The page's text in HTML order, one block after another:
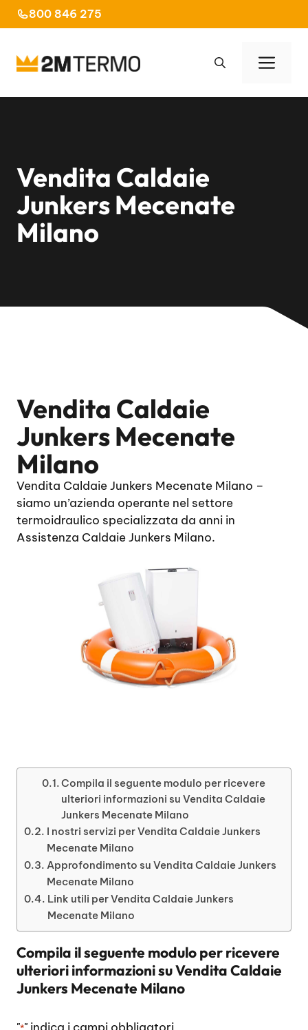
al
800 846 275
Vendita Caldaie
Junkers Mecenate
Milano
Vendita Caldaie
Junkers Mecenate
Milano
Vendita Caldaie Junkers Mecenate Milano –
siamo un’azienda operante nel settore
termoidraulico specializzata da anni in
Assistenza Caldaie Junkers Milano.
Compila il seguente modulo per ricevere
ulteriori informazioni su Vendita Caldaie
Junkers Mecenate Milano
I nostri servizi per Vendita Caldaie Junkers
Mecenate Milano
Approfondimento su Vendita Caldaie Junkers
Mecenate Milano
Link utili per Vendita Caldaie Junkers
Mecenate Milano
Compila il seguente modulo per ricevere
ulteriori informazioni suVendita Caldaie
Junkers Mecenate Milano
"*" indica i campi obbligatori